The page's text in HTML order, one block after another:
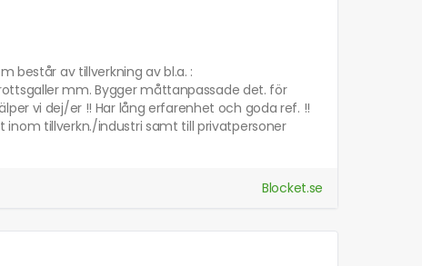
består av tillverkning av bl.a. :
mm. Bygger måttanpassade det. för
vi dej/er !! Har lång erfarenhet och goda ref. !!
tillverkn./industri samt till privatpersoner
Blocket.se